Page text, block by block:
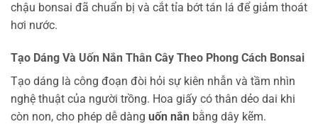
chậu bonsai đã chuẩn bị và cắt tỉa bớt tán lá để giảm thoát
hơi nước.
Tạo Dáng Và Uốn Nắn Thân Cây Theo Phong Cách Bonsai
Tạo dáng là công đoạn đòi hỏi sự kiên nhẫn và tầm nhìn
nghệ thuật của người trồng. Hoa giấy có thân dẻo dai khi
còn non, cho phép dễ dàng uốn nắn bằng dây kẽm.